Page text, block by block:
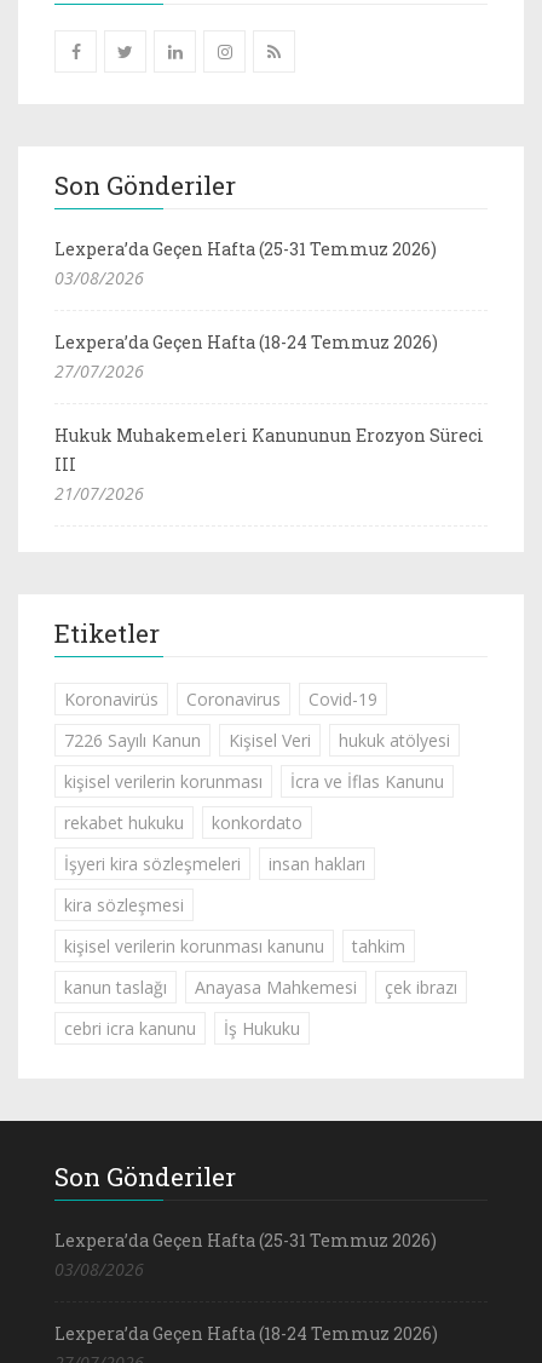
Son Gönderiler
Lexpera’da Geçen Hafta (25-31 Temmuz 2026)
03/08/2026
Lexpera’da Geçen Hafta (18-24 Temmuz 2026)
27/07/2026
Hukuk Muhakemeleri Kanununun Erozyon Süreci
III
21/07/2026
Etiketler
Koronavirüs Coronavirus
Covid-19
7226 Sayılı Kanun
Kişisel Veri
hukuk atölyesi
kişisel verilerin korunması
İcra ve İflas Kanunu
rekabet hukuku
konkordato
İşyeri kira sözleşmeleri
insan hakları
kira sözleşmesi
kişisel verilerin korunması kanunu
tahkim
kanun taslağı
Anayasa Mahkemesi
çek ibrazı
cebri icra kanunu
İş Hukuku
Son Gönderiler
Lexpera’da Geçen Hafta (25-31 Temmuz 2026)
03/08/2026
Lexpera’da Geçen Hafta (18-24 Temmuz 2026)